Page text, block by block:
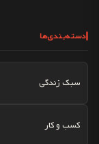
دسته‌بندی‌ها
سبک زندگی
کسب و کار